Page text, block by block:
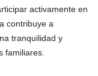
activamente en
contribuye a
tranquilidad y
familiares.